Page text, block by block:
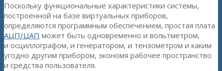
Поскольку функциональные характеристики системы,
построенной на базе виртуальных приборов,
определяются программным обеспечением, простая плата
АЦП/ЦАП может быть одновременно и вольтметром,
и осциллографом, и генератором, и тензометром и каким
угодно другим прибором, экономя рабочее пространство
и средства пользователя.